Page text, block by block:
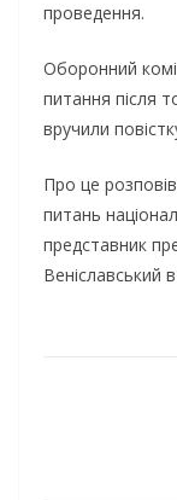
проведення.
Оборонний
питання після
вручили
Про це
питань
представник
Веніславський